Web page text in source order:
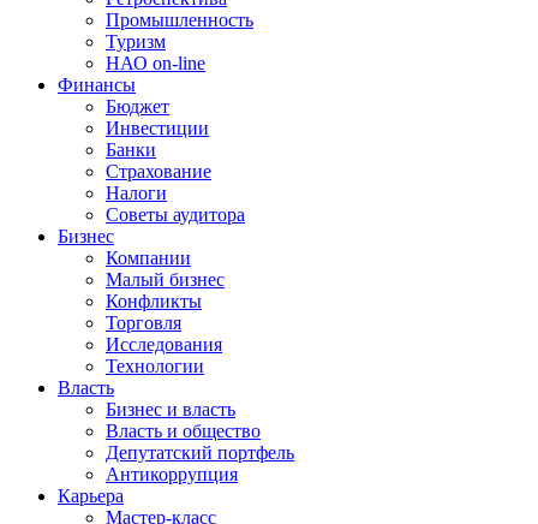
Промышленность
Туризм
НАО on-line
Финансы
Бюджет
Инвестиции
Банки
Страхование
Налоги
Советы аудитора
Бизнес
Компании
Малый бизнес
Конфликты
Торговля
Исследования
Технологии
Власть
Бизнес и власть
Власть и общество
Депутатский портфель
Антикоррупция
Карьера
Мастер-класс